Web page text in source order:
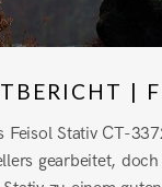
|
Stativ CT-
gearbeitet,